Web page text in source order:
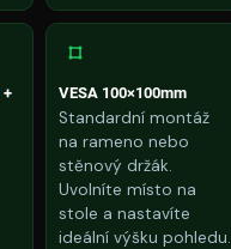
+
VESA 100×100mm
Standardní montáž
na rameno nebo
stěnový držák.
Uvolníte místo na
stole a nastavíte
ideální výšku pohledu.